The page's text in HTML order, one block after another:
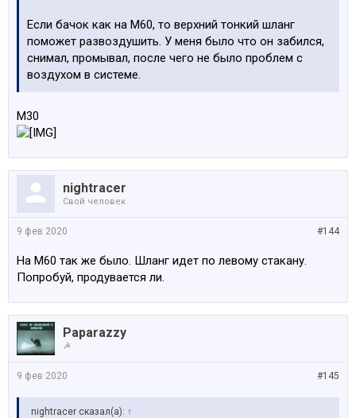
Если бачок как на М60, то верхний тонкий шланг
поможет развоздушить. У меня было что он забился,
снимал, промывал, после чего не было проблем с
воздухом в системе.
M30
nightracer
Свой человек
#144
9 фев 2020
На М60 так же было. Шланг идет по левому стакану.
Попробуй, продувается ли.
Paparazzy
☭
#145
9 фев 2020
nightracer сказал(а): ↑